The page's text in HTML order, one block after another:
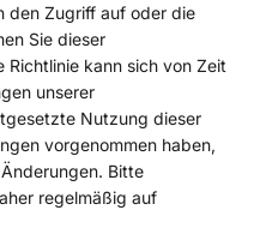
den Zugriff auf oder die
Sie dieser
Richtlinie kann sich von Zeit
unserer
Nutzung dieser
vorgenommen haben,
Bitte
regelmäßig auf